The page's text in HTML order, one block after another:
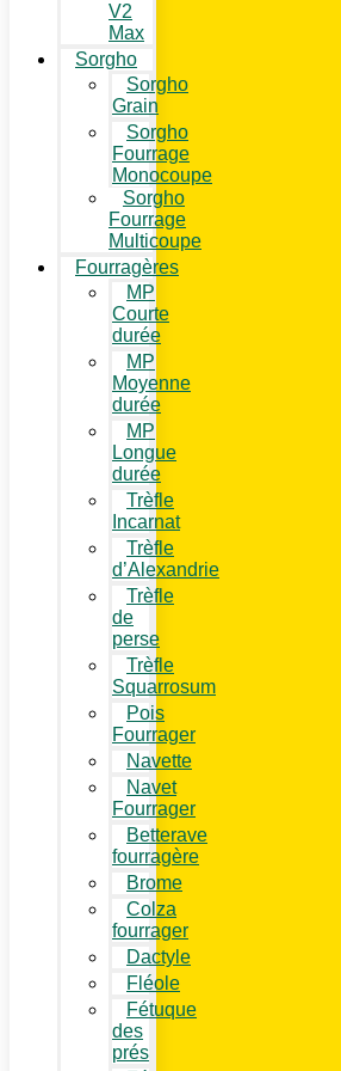
V2
Max
Sorgho
Sorgho
Grain
Sorgho
Fourrage
Monocoupe
Sorgho
Fourrage
Multicoupe
Fourragères
MP
Courte
durée
MP
Moyenne
durée
MP
Longue
durée
Trèfle
Incarnat
Trèfle
d’Alexandrie
Trèfle
de
perse
Trèfle
Squarrosum
Pois
Fourrager
Navette
Navet
Fourrager
Betterave
fourragère
Brome
Colza
fourrager
Dactyle
Fléole
Fétuque
des
prés